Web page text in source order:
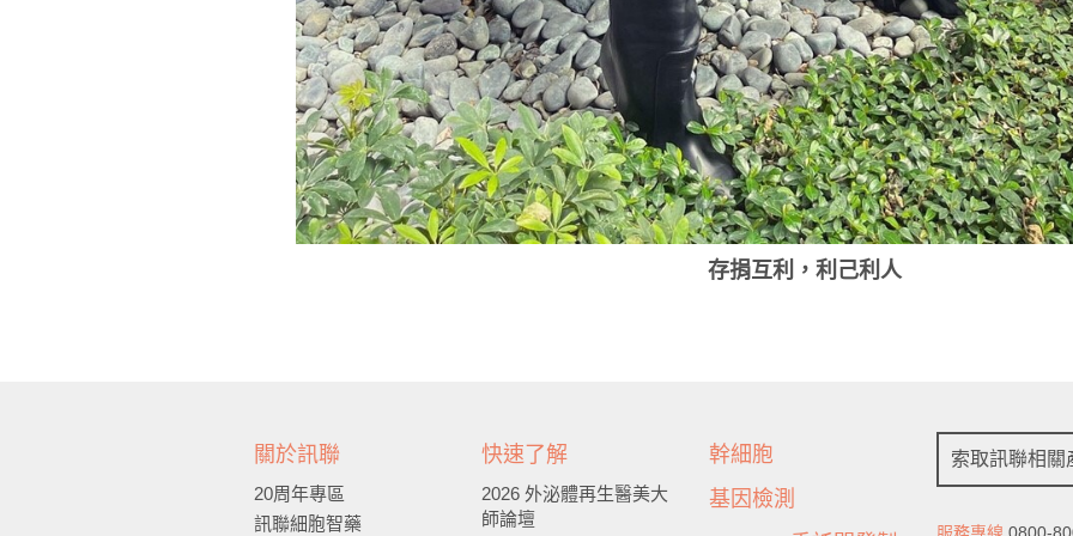
存捐互利，利己利人
關於訊聯
20周年專區
訊聯細胞智藥
快速了解
2026 外泌體再生醫美大
師論壇
幹細胞
基因檢測
索取訊聯相關
服務專線 0800-